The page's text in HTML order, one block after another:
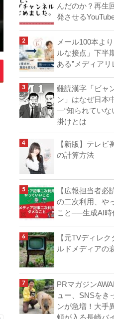
んだのか？再生
発させる
メール100本よ
ルな接点」下半
ある”メディア
難読漢字「ビャ
ン」はなぜ日本
―“知られていな
掛けとは
【新版】テレビ
の計算方法
【広報担当者必
の二次利用、や
こと──生成AI時
【元TVディレ
ルドメディアの
PRマガジン
ュー、SNSをき
ンが急増！大手
頼が入る長崎バ